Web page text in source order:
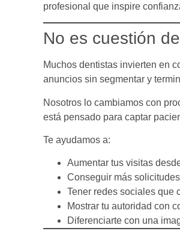
profesional que inspire
No es cuestión
Muchos dentistas invierten en
anuncios sin segmentar y
Nosotros lo cambiamos con
está pensado para captar
Te ayudamos a:
Aumentar tus visitas
Conseguir más
Tener redes sociales que
Mostrar tu autoridad con
Diferenciarte con una